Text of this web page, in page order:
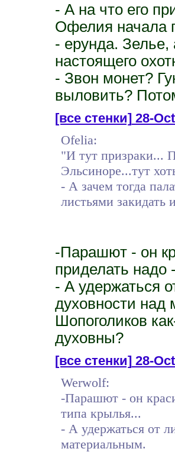
- А на что его
Офелия начала
- ерунда. Зелье,
настоящего
- Звон монет?
выловить?
[все стенки]28-
Ofelia:
"И тут призраки...
Эльсиноре...тут
- А зачем тогда
листьями закидать
-Парашют - он
приделать надо
- А удержаться
духовности
Шопоголиков
духовны?
[все стенки]28-
Werwolf:
-Парашют - он
типа крылья...
- А удержаться от
материальным.